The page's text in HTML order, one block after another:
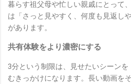
暮らす祖父母や忙しい親戚にとって
は「さっと見やすく、何度も見返し
があります。
共有体験をより濃密にする
3分という制限は、見せたいシーン
むきっかけになります。長い動画を